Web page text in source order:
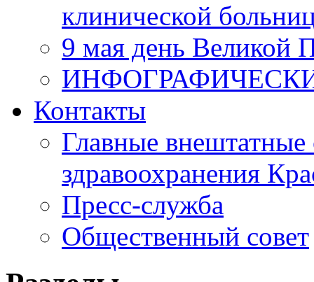
клинической
9 мая день Великой
Контакты
Главные внештатные
здравоохранения
Пресс-служба
Общественный совет